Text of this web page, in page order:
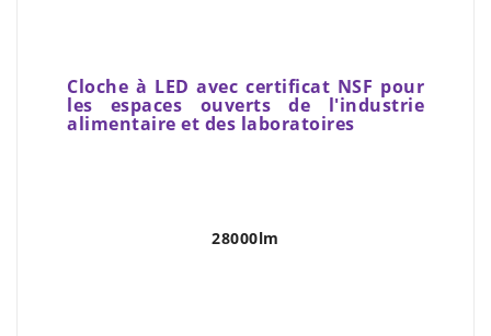
Cloche à LED avec certificat NSF pour
les espaces ouverts de l'industrie
alimentaire et des laboratoires
28000lm